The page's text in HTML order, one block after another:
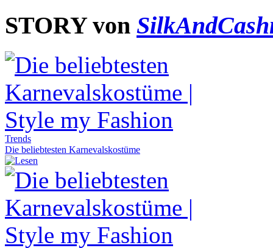
STORY von
Trends
Die beliebtesten Karnevalskostüme